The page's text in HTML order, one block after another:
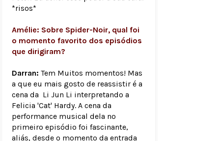
*risos*
Amélie: Sobre Spider-Noir, qual foi
o momento favorito dos episódios
que dirigiram?
Darran: Tem Muitos momentos! Mas
a que eu mais gosto de reassistir é a
cena da Li Jun Li interpretando a
Felicia 'Cat' Hardy. A cena da
performance musical dela no
primeiro episódio foi fascinante,
aliás, desde o momento da entrada